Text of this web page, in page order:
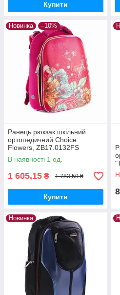
Купити
Новинка –10%
Ранець рюкзак шкільний
ортопедичний Choice
Flowers, ZB17.0132FS
В наявності 1 од.
1 605,15 ₴ 1 783,50 ₴
Купити
Новинка